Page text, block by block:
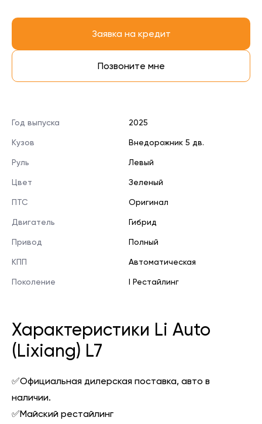
Год выпуска 2025
Кузов Внедорожник 5 дв.
Руль Левый
Цвет Зеленый
ПТС Оригинал
Двигатель Гибрид
Привод Полный
КПП Автоматическая
Поколение I Рестайлинг
Заявка на кредит
Позвоните мне
Характеристики Li Auto
(Lixiang) L7
✅Официальная дилерская поставка, авто в
наличии.
✅Майский рестайлинг